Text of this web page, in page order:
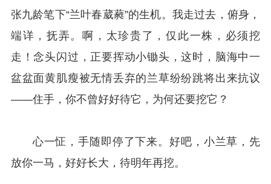
张九龄笔下“兰叶春葳蕤”的生机。我走过去，俯身，
端详，抚弄。啊，太珍贵了，仅此一株，必须挖
走！念头闪过，正要挥动小锄头，这时，脑海中一
盆盆面黄肌瘦被无情丢弃的兰草纷纷跳将出来抗议
——住手，你不曾好好待它，为何还要挖它？
心一怔，手随即停了下来。好吧，小兰草，先
放你一马，好好长大，待明年再挖。